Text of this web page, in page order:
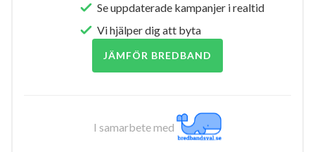
Se uppdaterade kampanjer i realtid
Vi hjälper dig att byta
JÄMFÖR BREDBAND
I samarbete med